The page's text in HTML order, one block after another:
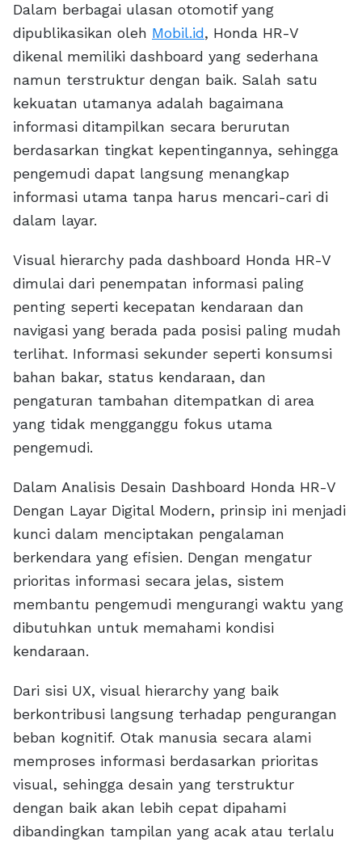
Dalam berbagai ulasan otomotif yang
dipublikasikan oleh Mobil.id, Honda HR-V
dikenal memiliki dashboard yang sederhana
namun terstruktur dengan baik. Salah satu
kekuatan utamanya adalah bagaimana
informasi ditampilkan secara berurutan
berdasarkan tingkat kepentingannya, sehingga
pengemudi dapat langsung menangkap
informasi utama tanpa harus mencari-cari di
dalam layar.
Visual hierarchy pada dashboard Honda HR-V
dimulai dari penempatan informasi paling
penting seperti kecepatan kendaraan dan
navigasi yang berada pada posisi paling mudah
terlihat. Informasi sekunder seperti konsumsi
bahan bakar, status kendaraan, dan
pengaturan tambahan ditempatkan di area
yang tidak mengganggu fokus utama
pengemudi.
Dalam Analisis Desain Dashboard Honda HR-V
Dengan Layar Digital Modern, prinsip ini menjadi
kunci dalam menciptakan pengalaman
berkendara yang efisien. Dengan mengatur
prioritas informasi secara jelas, sistem
membantu pengemudi mengurangi waktu yang
dibutuhkan untuk memahami kondisi
kendaraan.
Dari sisi UX, visual hierarchy yang baik
berkontribusi langsung terhadap pengurangan
beban kognitif. Otak manusia secara alami
memproses informasi berdasarkan prioritas
visual, sehingga desain yang terstruktur
dengan baik akan lebih cepat dipahami
dibandingkan tampilan yang acak atau terlalu